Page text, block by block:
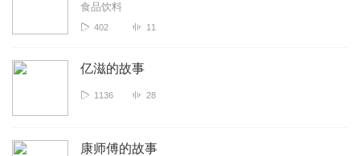
食品饮料
402 11
亿滋的故事
1136 28
康师傅的故事